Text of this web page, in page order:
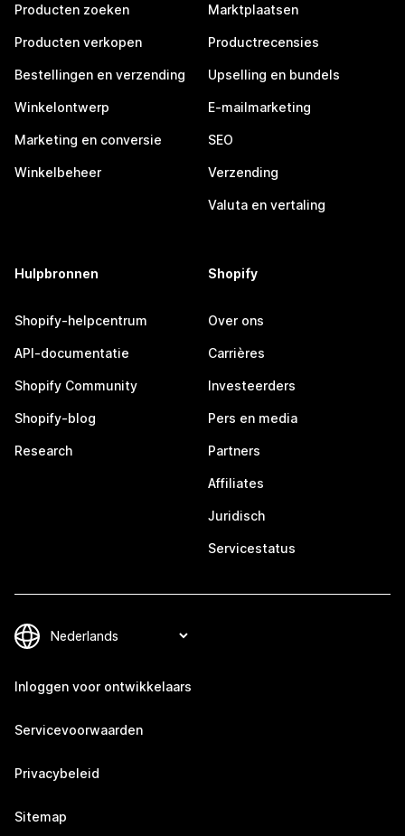
Producten zoeken
Producten verkopen
Bestellingen en verzending
Winkelontwerp
Marketing en conversie
Winkelbeheer
Marktplaatsen
Productrecensies
Upselling en bundels
E-mailmarketing
SEO
Verzending
Valuta en vertaling
Hulpbronnen
Shopify-helpcentrum
API-documentatie
Shopify Community
Shopify-blog
Research
Shopify
Over ons
Carrières
Investeerders
Pers en media
Partners
Affiliates
Juridisch
Servicestatus
Inloggen voor ontwikkelaars
Servicevoorwaarden
Privacybeleid
Sitemap